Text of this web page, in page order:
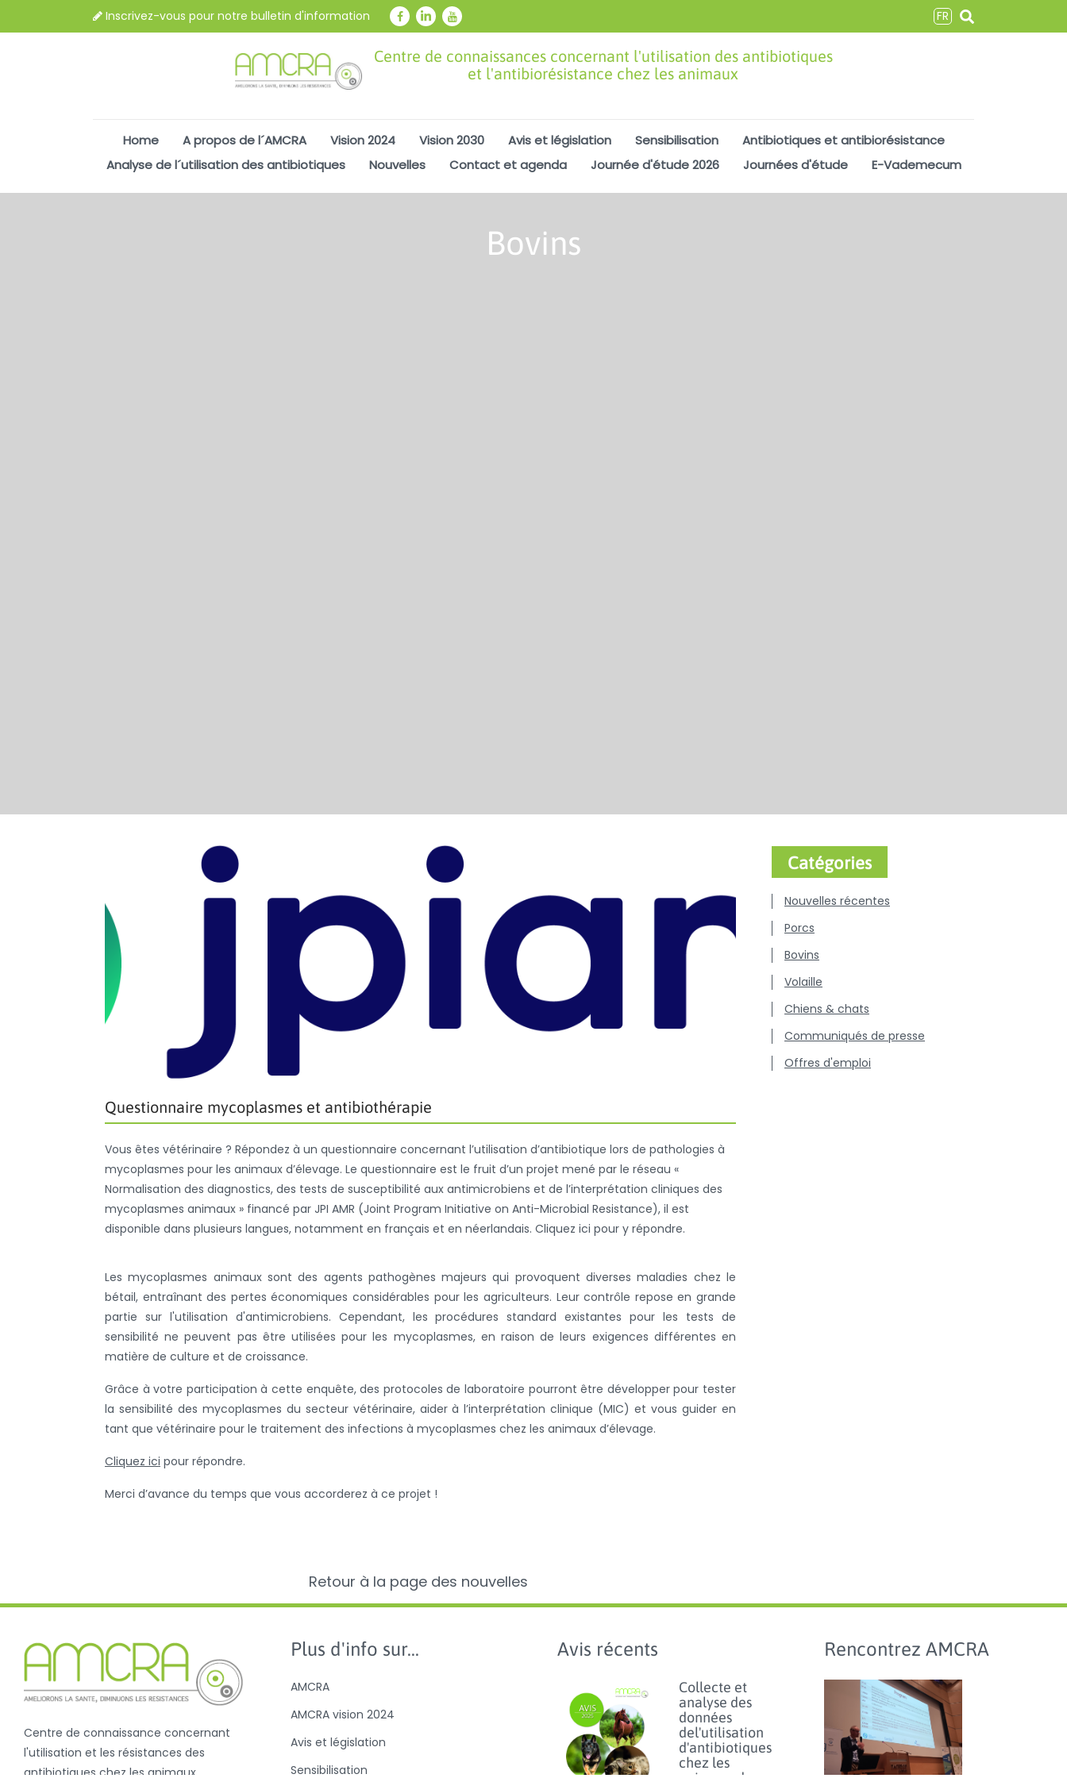
Inscrivez-vous pour notre bulletin d'information FR
Centre de connaissances concernant l'utilisation des antibiotiques
et l'antibiorésistance chez les animaux
Home A propos de l´AMCRA Vision 2024 Vision 2030 Avis et législation Sensibilisation
Antibiotiques et antibiorésistance
Analyse de l´utilisation des antibiotiques
Nouvelles Contact et agenda Journée d'étude 2026 Journées d'étude E-Vademecum
Bovins
Questionnaire mycoplasmes et antibiothérapie
Vous êtes vétérinaire ? Répondez à un questionnaire concernant l’utilisation d’antibiotique lors de pathologies à
mycoplasmes pour les animaux d’élevage. Le questionnaire est le fruit d’un projet mené par le réseau «
Normalisation des diagnostics, des tests de susceptibilité aux antimicrobiens et de l’interprétation cliniques des
mycoplasmes animaux » financé par JPI AMR (Joint Program Initiative on Anti-Microbial Resistance), il est
disponible dans plusieurs langues, notamment en français et en néerlandais. Cliquez ici pour y répondre.
Les mycoplasmes animaux sont des agents pathogènes majeurs qui provoquent diverses maladies chez le
bétail, entraînant des pertes économiques considérables pour les agriculteurs. Leur contrôle repose en grande
partie sur l'utilisation d'antimicrobiens. Cependant, les procédures standard existantes pour les tests de
sensibilité ne peuvent pas être utilisées pour les mycoplasmes, en raison de leurs exigences différentes en
matière de culture et de croissance.
Grâce à votre participation à cette enquête, des protocoles de laboratoire pourront être développer pour tester
la sensibilité des mycoplasmes du secteur vétérinaire, aider à l’interprétation clinique (MIC) et vous guider en
tant que vétérinaire pour le traitement des infections à mycoplasmes chez les animaux d’élevage.
Cliquez ici pour répondre.
Merci d’avance du temps que vous accorderez à ce projet !
Retour à la page des nouvelles
Catégories
Nouvelles récentes
Porcs
Bovins
Volaille
Chiens & chats
Communiqués de presse
Offres d'emploi
Centre de connaissance concernant
l'utilisation et les résistances des
antibiotiques chez les animaux
Plus d'info sur...
AMCRA
AMCRA vision 2024
Avis et législation
Sensibilisation
Avis récents
Collecte et
analyse des
données
del'utilisation
d'antibiotiques
chez les
Rencontrez AMCRA